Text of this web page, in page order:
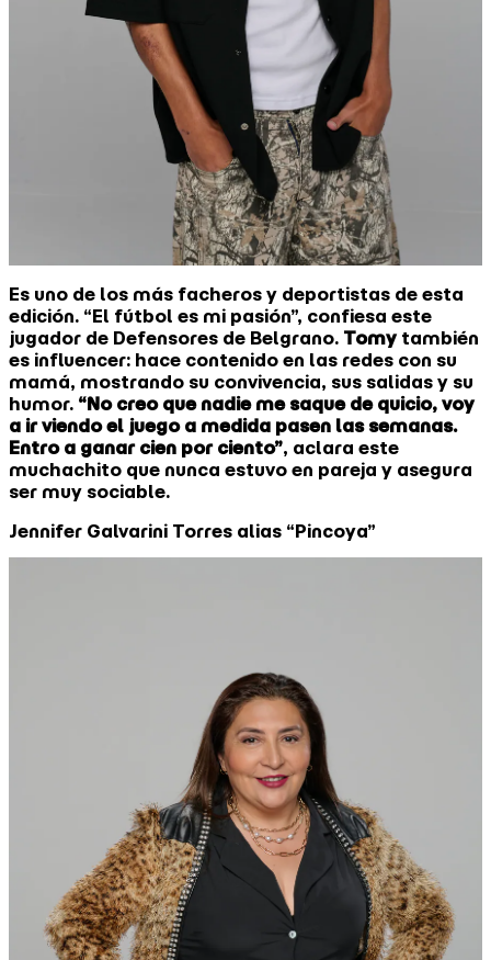
Es uno de los más facheros y deportistas de esta
edición. “El fútbol es mi pasión”, confiesa este
jugador de Defensores de Belgrano. Tomytambién
es influencer: hace contenido en las redes con su
mamá, mostrando su convivencia, sus salidas y su
humor. “No creo que nadie me saque de quicio, voy
a ir viendo el juego a medida pasen las semanas.
Entro a ganar cien por ciento”, aclara este
muchachito que nunca estuvo en pareja y asegura
ser muy sociable.
Jennifer Galvarini Torres alias “Pincoya”